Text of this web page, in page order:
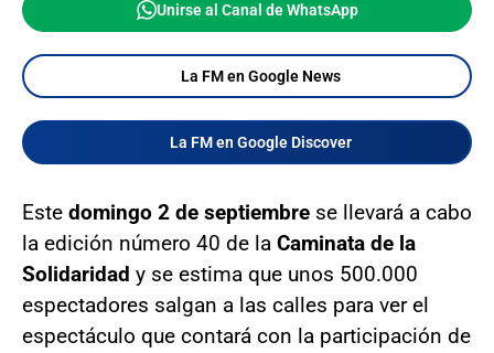
Unirse al Canal de WhatsApp
La FM en Google News
La FM en Google Discover
Este domingo 2 de septiembre se llevará a cabo
la edición número 40 de la Caminata de la
Solidaridad y se estima que unos 500.000
espectadores salgan a las calles para ver el
espectáculo que contará con la participación de